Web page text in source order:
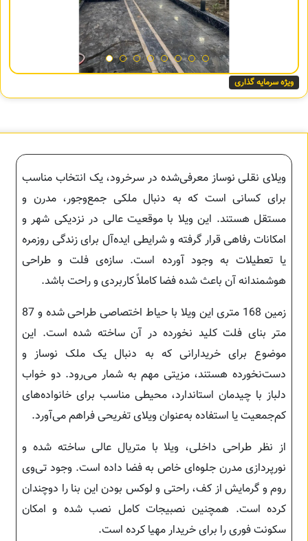
ویژه سرمایه گذاری
ویلای نقلی نوساز معرفی‌شده در سرخرود، یک انتخاب مناسب
برای کسانی است که به دنبال ملکی جمع‌وجور، مدرن و
مستقل هستند. این ویلا با موقعیت عالی در نزدیکی شهر و
امکانات رفاهی قرار گرفته و شرایطی ایده‌آل برای زندگی روزمره
یا تعطیلات به وجود آورده است. سازه‌ی فلت و طراحی
هوشمندانه آن باعث شده فضا کاملاً کاربردی و راحت باشد.
زمین 168 متری این ویلا با حیاط اختصاصی طراحی شده و 87
متر بنای فلت کلید نخورده در آن ساخته شده است. این
موضوع برای خریدارانی که به دنبال یک ملک نوساز و
دست‌نخورده هستند، مزیتی مهم به شمار می‌رود. دو خواب
دلباز با چیدمان استاندارد، محیطی مناسب برای خانواده‌های
کم‌جمعیت یا استفاده به‌عنوان ویلای تفریحی فراهم می‌آورد.
از نظر طراحی داخلی، ویلا با متریال عالی ساخته شده و
نورپردازی مدرن جلوه‌ای خاص به فضا داده است. وجود تی‌وی
روم و گرمایش از کف، راحتی و لوکس بودن این بنا را دوچندان
کرده است. همچنین نصبیجات کامل نصب شده و امکان
سکونت فوری را برای خریدار مهیا کرده است.